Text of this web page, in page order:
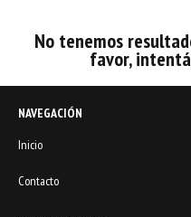
No tenemos
favor,
NAVEGACIÓN
Inicio
Contacto